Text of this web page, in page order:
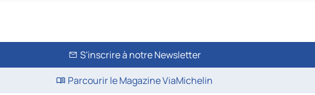
S'inscrire à notre Newsletter
Parcourir le Magazine ViaMichelin